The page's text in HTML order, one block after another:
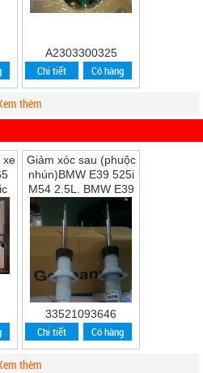
A2303300325
Chi tiết Có hàng
thêm
xe
Giảm xóc sau (phuộc
nhún)BMW E39 525i
M54 2.5L, BMW E39
528i M52 2.8L, BMW
E39 530i M54 ...
33521093646
Chi tiết Có hàng
thêm